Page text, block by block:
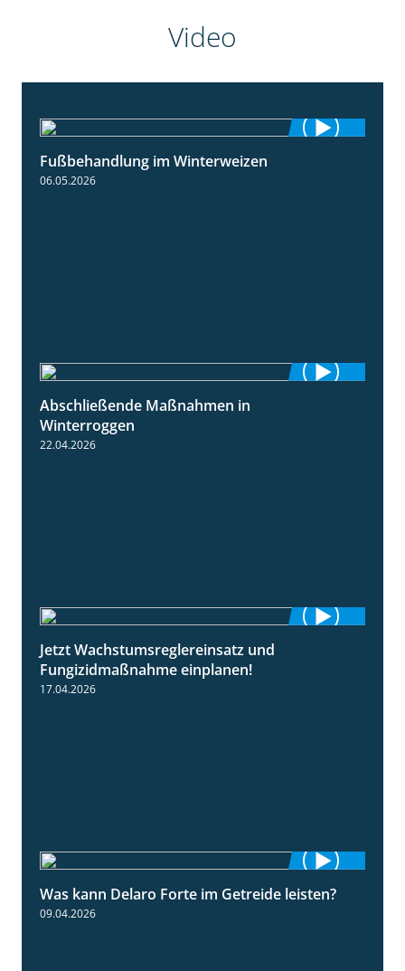
Video
Fußbehandlung im Winterweizen
06.05.2026
Abschließende Maßnahmen in
Winterroggen
22.04.2026
Jetzt Wachstumsreglereinsatz und
Fungizidmaßnahme einplanen!
17.04.2026
2:43
Was kann Delaro Forte im Getreide leisten?
09.04.2026